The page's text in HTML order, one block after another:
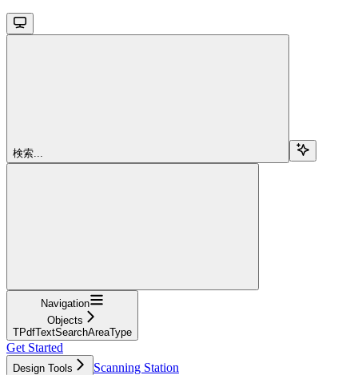
検索...
Navigation
Objects
TPdfTextSearchAreaType
Get Started
Design Tools
Scanning Station